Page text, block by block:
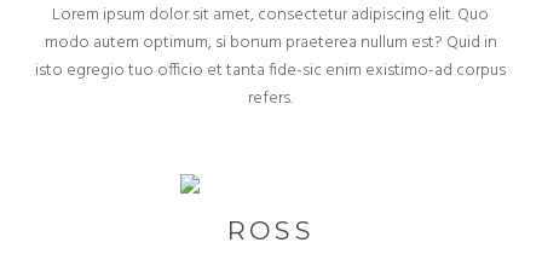
Lorem ipsum dolor sit amet, consectetur adipiscing elit. Quo
modo autem optimum, si bonum praeterea nullum est? Quid in
isto egregio tuo officio et tanta fide-sic enim existimo-ad corpus
refers.
ROSS